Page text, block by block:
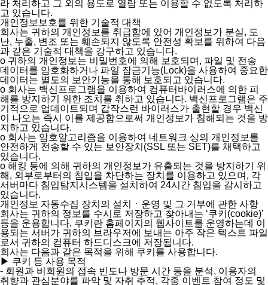
라 처리하고 그 외의 용도로 열람 또는 이용할 수 없도록 처리하
고 있습니다.
개인정보보호를 위한 기술적 대책
회사는 귀하의 개인정보를 취급함에 있어 개인정보가 분실, 도
난, 누출, 변조 또는 훼손되지 않도록 안전성 확보를 위하여 다음
과 같은 기술적 대책을 강구하고 있습니다.
ο 귀하의 개인정보는 비밀번호에 의해 보호되며, 파일 및 전송
데이터를 암호화하거나 파일 잠금기능(Lock)을 사용하여 중요한
데이터는 별도의 보안기능을 통해 보호되고 있습니다.
ο 회사는 백신프로그램을 이용하여 컴퓨터바이러스에 의한 피
해를 방지하기 위한 조치를 취하고 있습니다. 백신프로그램은 주
기적으로 업데이트되며 갑작스런 바이러스가 출현할 경우 백신
이 나오는 즉시 이를 제공함으로써 개인정보가 침해되는 것을 방
지하고 있습니다.
ο 회사는 암호알고리즘을 이용하여 네트워크 상의 개인정보를
안전하게 전송할 수 있는 보안장치(SSL 또는 SET)를 채택하고
있습니다.
ο 해킹 등에 의해 귀하의 개인정보가 유출되는 것을 방지하기 위
해, 외부로부터의 침입을 차단하는 장치를 이용하고 있으며, 각
서버마다 침입탐지시스템을 설치하여 24시간 침입을 감시하고
있습니다.
개인정보 자동수집 장치의 설치ㆍ운영 및 그 거부에 관한 사항
회사는 귀하의 정보를 수시로 저장하고 찾아내는 ‘쿠키(cookie)’
등을 운용합니다. 쿠키란 홈페이지의 웹사이트를 운영하는데 이
용되는 서버가 귀하의 브라우저에 보내는 아주 작은 텍스트 파일
로서 귀하의 컴퓨터 하드디스크에 저장됩니다.
회사는 다음과 같은 목적을 위해 쿠키를 사용합니다.
▶ 쿠키 등 사용 목적
- 회원과 비회원의 접속 빈도나 방문 시간 등을 분석, 이용자의
취향과 관심분야를 파악 및 자취 추적, 각종 이벤트 참여 정도 및